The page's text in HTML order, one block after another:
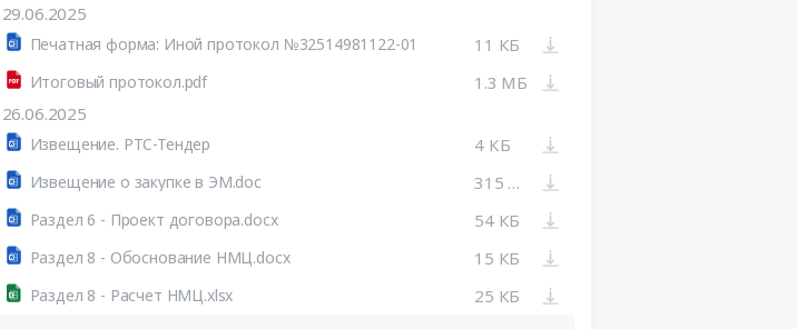
29.06.2025
Печатная форма: Иной протокол №32514981122-01 11 КБ
Итоговый протокол.pdf
1.3 МБ
26.06.2025
Извещение. РТС-Тендер 4 КБ
Извещение о закупке в ЭМ.doc 315 КБ
Раздел 6 - Проект договора.docx 54 КБ
Раздел 8 - Обоснование НМЦ.docx 15 КБ
Раздел 8 - Расчет НМЦ.xlsx 25 КБ